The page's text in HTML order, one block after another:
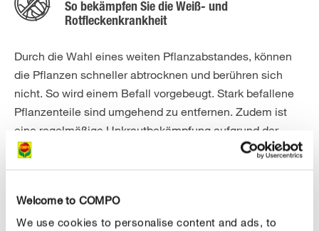
Welcome to COMPO
We use cookies to personalise content and ads, to
So bekämpfen Sie die Weiß- und
Rotfleckenkrankheit
Durch die Wahl eines weiten Pflanzabstandes, können
die Pflanzen schneller abtrocknen und berühren sich
nicht. So wird einem Befall vorgebeugt. Stark befallene
Pflanzenteile sind umgehend zu entfernen. Zudem ist
eine regelmäßige Unkrautbekämpfung aufgrund der
besseren Abtrocknung des Bestandes notwendig. Nach
gleichmäßig mit einem Fungizid eingesprüht.